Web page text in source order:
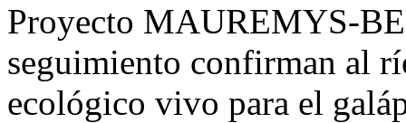
Proyecto MAUREMYS-
seguimiento confirman al
ecológico vivo para el